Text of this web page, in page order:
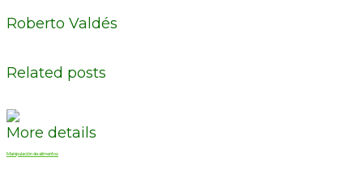
Roberto Valdés
Related posts
More details
Manipulación de alimentos